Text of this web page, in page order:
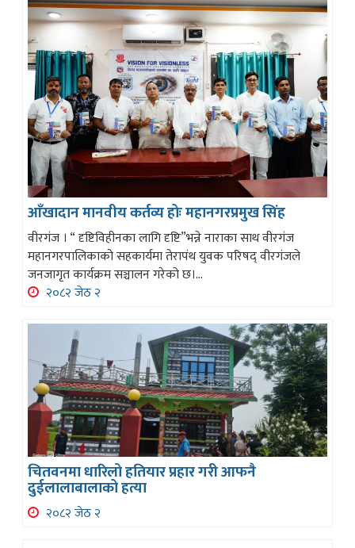
आँखादान मानवीय कर्तव्य होः महानगरप्रमुख सिंह
वीरगंज । “ दृष्टिविहीनका लागि दृष्टि”भन्ने नाराका साथ वीरगंज
महानगरपालिकाको सहकार्यमा तेरापंथ युवक परिषद् वीरगंजले
जनजागृत कार्यक्रम सञ्चालन गरेको छ।...
२०८२ जेठ २
चितवनमा धारिलो हतियार प्रहार गरी आफनै
दुईलालाबालाको हत्या
२०८२ जेठ २